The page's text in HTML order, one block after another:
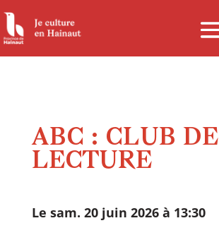
Panneau de gestion des cookies
ABC : CLUB DE
LECTURE
Le sam. 20 juin 2026 à 13:30